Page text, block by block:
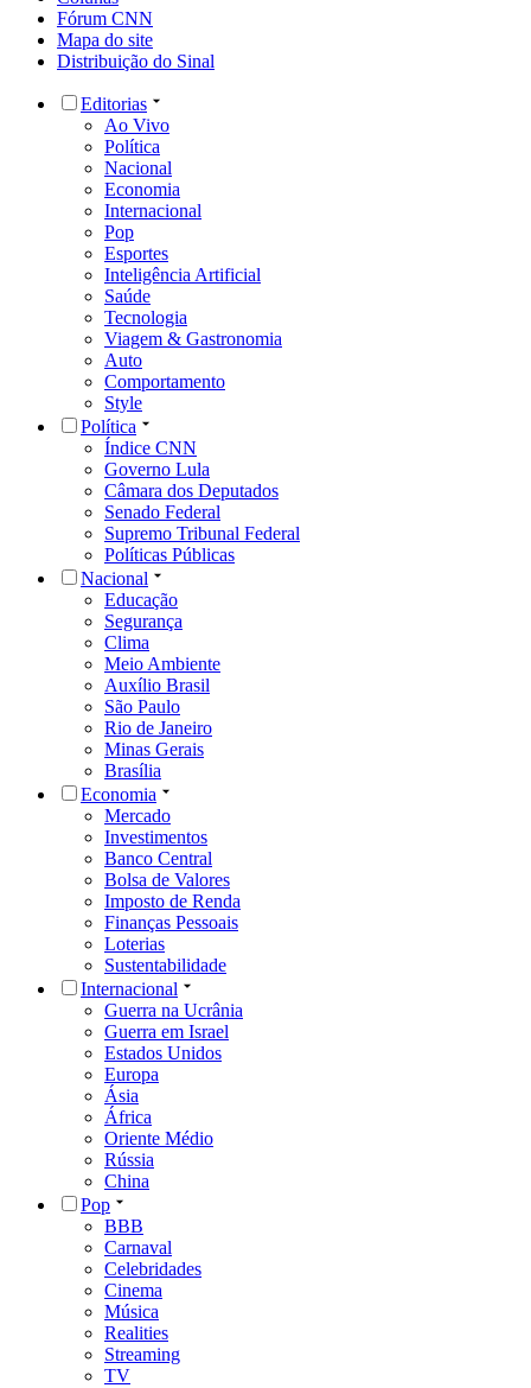
Fórum CNN
Mapa do site
Distribuição do Sinal
Editorias
Ao Vivo
Política
Nacional
Economia
Internacional
Pop
Esportes
Inteligência Artificial
Saúde
Tecnologia
Viagem & Gastronomia
Auto
Comportamento
Style
Política
Índice CNN
Governo Lula
Câmara dos Deputados
Senado Federal
Supremo Tribunal Federal
Políticas Públicas
Nacional
Educação
Segurança
Clima
Meio Ambiente
Auxílio Brasil
São Paulo
Rio de Janeiro
Minas Gerais
Brasília
Economia
Mercado
Investimentos
Banco Central
Bolsa de Valores
Imposto de Renda
Finanças Pessoais
Loterias
Sustentabilidade
Internacional
Guerra na Ucrânia
Guerra em Israel
Estados Unidos
Europa
Ásia
África
Oriente Médio
Rússia
China
Pop
BBB
Carnaval
Celebridades
Cinema
Música
Realities
Streaming
TV